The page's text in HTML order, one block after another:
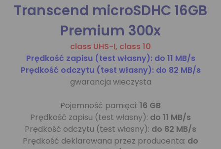
Transcend microSDHC 16GB
Premium 300x
class UHS-I, class 10
Prędkość zapisu (test własny): do 11 MB/s
Prędkość odczytu (test własny): do 82 MB/s
gwarancja wieczysta
Pojemność pamięci: 16 GB
Prędkość zapisu (test własny): do 11 MB/s
Prędkość odczytu (test własny): do 82 MB/s
Prędkość deklarowana przez producenta: do